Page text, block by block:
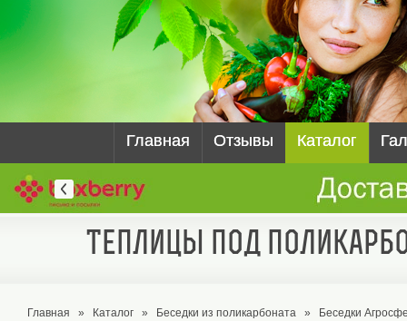
Главная Отзывы Каталог
Теплицы под
Главная » Каталог » Беседки из поликарбоната » Беседки